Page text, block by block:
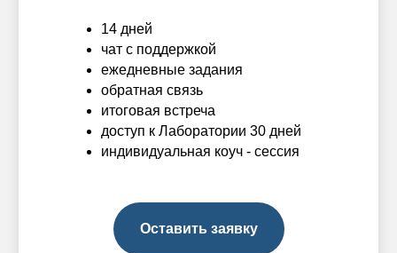
14 дней
чат с поддержкой
ежедневные задания
обратная связь
итоговая встреча
доступ к Лаборатории 30 дней
индивидуальная коуч - сессия
Оставить заявку